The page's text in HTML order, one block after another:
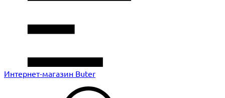
Интернет-магазин Buter